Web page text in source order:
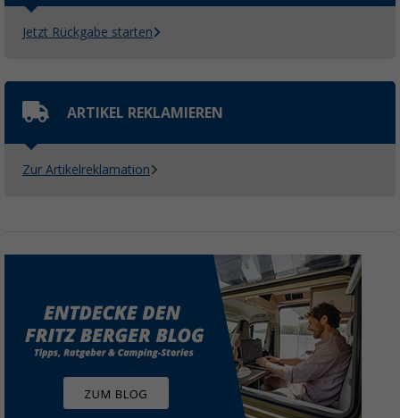
Jetzt Rückgabe starten
ARTIKEL REKLAMIEREN
Zur Artikelreklamation